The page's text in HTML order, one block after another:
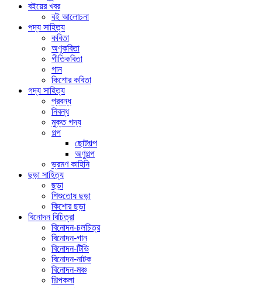
বইয়ের খবর
বই আলোচনা
পদ্য সাহিত্য
কবিতা
অণুকবিতা
গীতিকবিতা
গান
কিশোর কবিতা
গদ্য সাহিত্য
প্রবন্ধ
নিবন্ধ
মুক্ত গদ্য
গল্প
ছোটগল্প
অণুগল্প
ভ্রমণ কাহিনি
ছড়া সাহিত্য
ছড়া
শিশুতোষ ছড়া
কিশোর ছড়া
বিনোদন বিচিত্রা
বিনোদন-চলচিত্র
বিনোদন-গান
বিনোদন-টিভি
বিনোদন-নাটক
বিনোদন-মঞ্চ
শিল্পকলা